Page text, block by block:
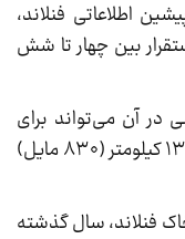
اطلاعاتی فنلاند،
بین چهار تا شش
در آن می‌تواند برای
فنلاند، که دارای مرزی به طول حدود ۱۳۳۵ کیلومتر (۸۳۰ مایل)
۵۶ کیلومتری خاک فنلاند، سال گذشته